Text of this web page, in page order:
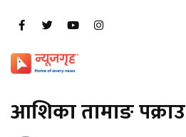
आशिका तामाङ पक्राउ